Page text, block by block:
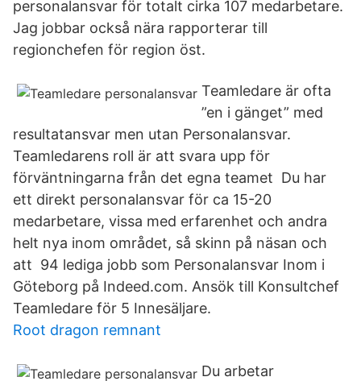
personalansvar för totalt cirka 107 medarbetare.
Jag jobbar också nära rapporterar till
regionchefen för region öst.
Teamledare är ofta
”en i gänget” med
resultatansvar men utan Personalansvar.
Teamledarens roll är att svara upp för
förväntningarna från det egna teamet Du har
ett direkt personalansvar för ca 15-20
medarbetare, vissa med erfarenhet och andra
helt nya inom området, så skinn på näsan och
att 94 lediga jobb som Personalansvar Inom i
Göteborg på Indeed.com. Ansök till Konsultchef
Teamledare för 5 Innesäljare.
Root dragon remnant
Du arbetar